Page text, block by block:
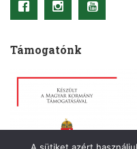
Támogatónk